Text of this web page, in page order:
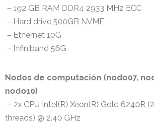
– 192 GB RAM DDR4 2933 MHz ECC
– Hard drive 500GB NVME
– Ethernet 10G
– Infiniband 56G
Nodos de computación (nodo07,
nodo10)
– 2x CPU Intel(R) Xeon(R) Gold 6240R
threads) @ 2.40 GHz